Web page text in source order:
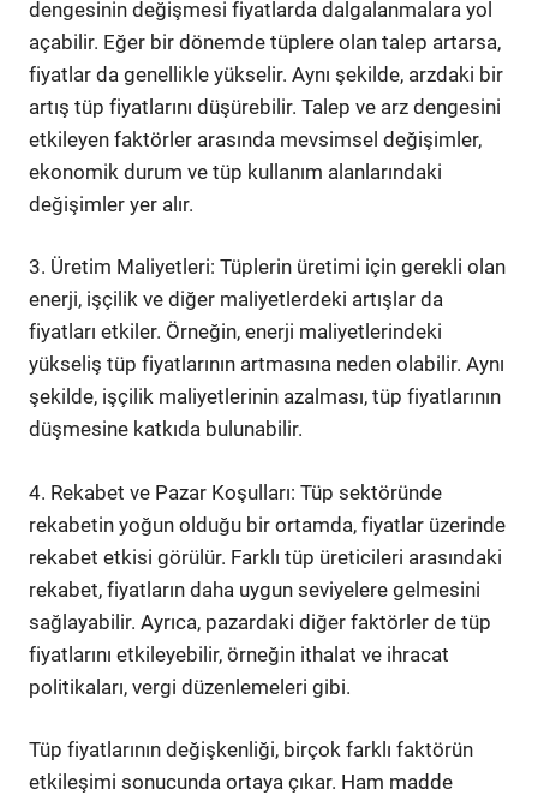
dengesinin değişmesi fiyatlarda dalgalanmalara yol
açabilir. Eğer bir dönemde tüplere olan talep artarsa,
fiyatlar da genellikle yükselir. Aynı şekilde, arzdaki bir
artış tüp fiyatlarını düşürebilir. Talep ve arz dengesini
etkileyen faktörler arasında mevsimsel değişimler,
ekonomik durum ve tüp kullanım alanlarındaki
değişimler yer alır.
3. Üretim Maliyetleri: Tüplerin üretimi için gerekli olan
enerji, işçilik ve diğer maliyetlerdeki artışlar da
fiyatları etkiler. Örneğin, enerji maliyetlerindeki
yükseliş tüp fiyatlarının artmasına neden olabilir. Aynı
şekilde, işçilik maliyetlerinin azalması, tüp fiyatlarının
düşmesine katkıda bulunabilir.
4. Rekabet ve Pazar Koşulları: Tüp sektöründe
rekabetin yoğun olduğu bir ortamda, fiyatlar üzerinde
rekabet etkisi görülür. Farklı tüp üreticileri arasındaki
rekabet, fiyatların daha uygun seviyelere gelmesini
sağlayabilir. Ayrıca, pazardaki diğer faktörler de tüp
fiyatlarını etkileyebilir, örneğin ithalat ve ihracat
politikaları, vergi düzenlemeleri gibi.
Tüp fiyatlarının değişkenliği, birçok farklı faktörün
etkileşimi sonucunda ortaya çıkar. Ham madde